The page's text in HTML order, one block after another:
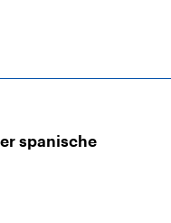
spanische